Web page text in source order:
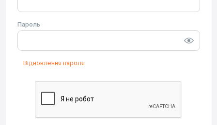
Пароль
Відновлення пароля